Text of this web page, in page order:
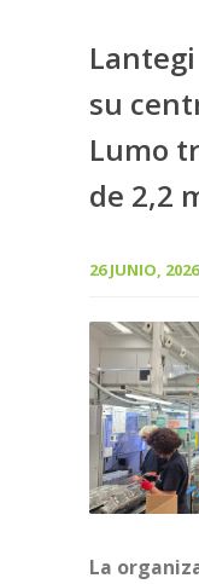
su
Lumo
de 2,2
26 JUNIO, 2026
La